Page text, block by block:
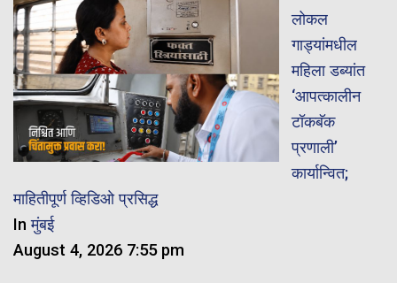
लोकल
गाड्यांमधील
महिला डब्यांत
‘आपत्कालीन
टॉकबॅक
प्रणाली’
कार्यान्वित;
माहितीपूर्ण व्हिडिओ प्रसिद्ध
Inमुंबई
August 4, 2026 7:55 pm